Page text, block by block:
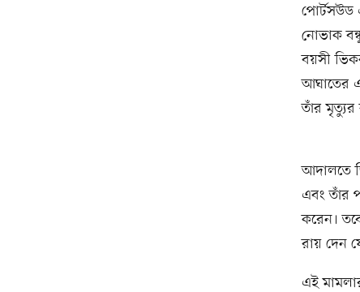
পোর্টসউড
নোভাক
বয়সী
আঘাতের
তাঁর মৃত্যুর
আদালতে
এবং তাঁর
করেন।
রায় দেন
এই